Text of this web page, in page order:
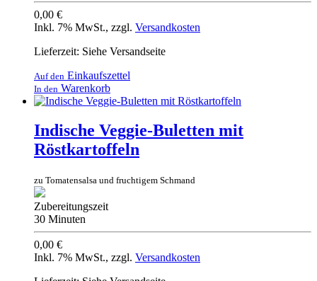
0,00 €
Inkl. 7% MwSt., zzgl. Versandkosten
Lieferzeit: Siehe Versandseite
Auf den Einkaufszettel
In den Warenkorb
Indische Veggie-Buletten mit
Röstkartoffeln
zu Tomatensalsa und fruchtigem Schmand
Zubereitungszeit
30 Minuten
0,00 €
Inkl. 7% MwSt., zzgl. Versandkosten